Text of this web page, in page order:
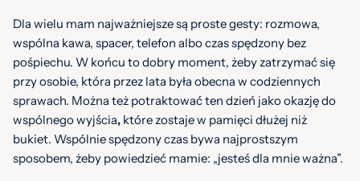
Dla wielu mam najważniejsze są proste gesty: rozmowa,
wspólna kawa, spacer, telefon albo czas spędzony bez
pośpiechu. W końcu to dobry moment, żeby zatrzymać się
przy osobie, która przez lata była obecna w codziennych
sprawach. Można też potraktować ten dzień jako okazję do
wspólnego wyjścia, które zostaje w pamięci dłużej niż
bukiet. Wspólnie spędzony czas bywa najprostszym
sposobem, żeby powiedzieć mamie: „jesteś dla mnie ważna”.